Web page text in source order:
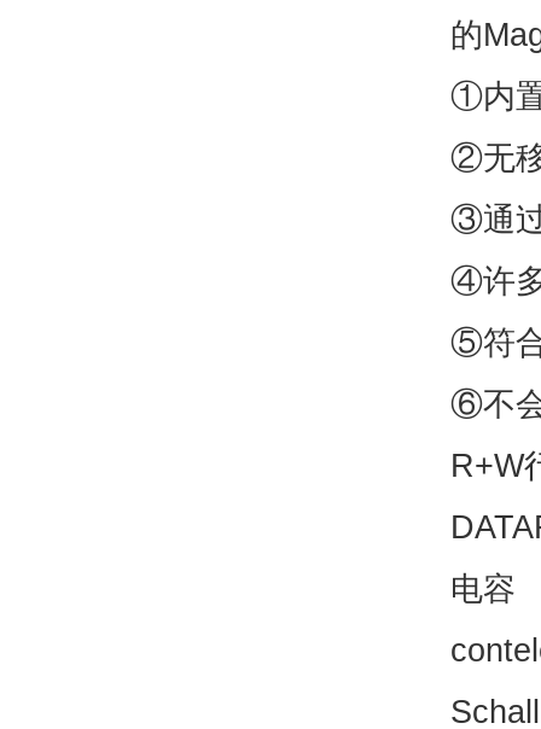
的
①内
②无
③通
④许
⑤符
⑥不
R+W
电容